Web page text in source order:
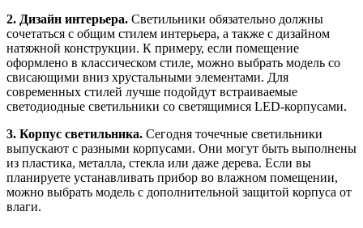
2. Дизайн интерьера. Светильники обязательно должны
сочетаться с общим стилем интерьера, а также с дизайном
натяжной конструкции. К примеру, если помещение
оформлено в классическом стиле, можно выбрать модель со
свисающими вниз хрустальными элементами. Для
современных стилей лучше подойдут встраиваемые
светодиодные светильники со светящимися LED-корпусами.
3. Корпус светильника. Сегодня точечные светильники
выпускают с разными корпусами. Они могут быть выполнены
из пластика, металла, стекла или даже дерева. Если вы
планируете устанавливать прибор во влажном помещении,
можно выбрать модель с дополнительной защитой корпуса от
влаги.